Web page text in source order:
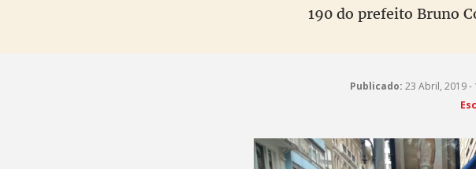
190 do prefeito Bruno
Publicado: 23 Abril, 2019 -